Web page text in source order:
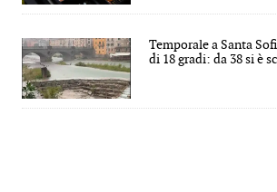
Temporale a Santa
di 18 gradi: da 38 si è